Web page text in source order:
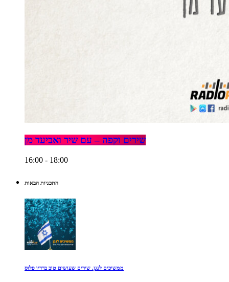
שירים וקפה – עם שיר ואביעד מן
16:00 - 18:00
התכניות הבאות
ממשיכים לנגן. שירים שעושים טוב ברדיו פלוס